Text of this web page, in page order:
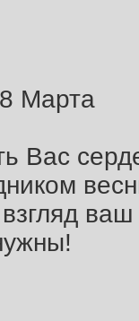
Марта
Вас